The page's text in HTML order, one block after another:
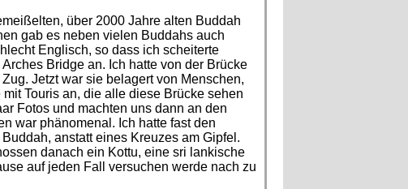
über 2000 Jahre alten Buddah
gab es neben vielen Buddahs auch
Englisch, so dass ich scheiterte
Bridge an. Ich hatte von der Brücke
Jetzt war sie belagert von Menschen,
Touris an, die alle diese Brücke sehen
Fotos und machten uns dann an den
war phänomenal. Ich hatte fast den
anstatt eines Kreuzes am Gipfel.
danach ein Kottu, eine sri lankische
auf jeden Fall versuchen werde nach zu